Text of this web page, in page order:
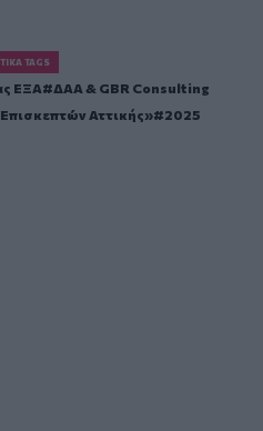
TAGS
ΕΞΑ
ΔΑΑ & GBR Consulting
Αττικής»
2025